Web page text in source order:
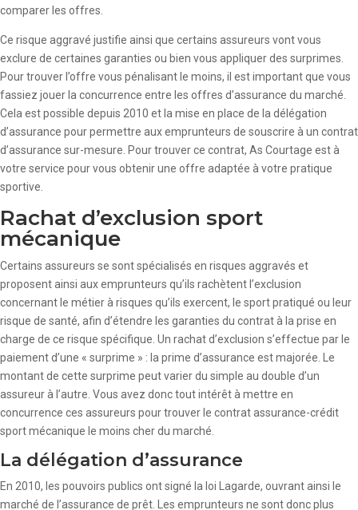
comparer les offres.
Ce risque aggravé justifie ainsi que certains assureurs vont vous
exclure de certaines garanties ou bien vous appliquer des surprimes.
Pour trouver l’offre vous pénalisant le moins, il est important que vous
fassiez jouer la concurrence entre les offres d’assurance du marché.
Cela est possible depuis 2010 et la mise en place de la délégation
d’assurance pour permettre aux emprunteurs de souscrire à un contrat
d’assurance sur-mesure. Pour trouver ce contrat, As Courtage est à
votre service pour vous obtenir une offre adaptée à votre pratique
sportive.
Rachat d’exclusion sport
mécanique
Certains assureurs se sont spécialisés en risques aggravés et
proposent ainsi aux emprunteurs qu’ils rachètent l’exclusion
concernant le métier à risques qu’ils exercent, le sport pratiqué ou leur
risque de santé, afin d’étendre les garanties du contrat à la prise en
charge de ce risque spécifique. Un rachat d’exclusion s’effectue par le
paiement d’une « surprime » : la prime d’assurance est majorée. Le
montant de cette surprime peut varier du simple au double d’un
assureur à l’autre. Vous avez donc tout intérêt à mettre en
concurrence ces assureurs pour trouver le contrat assurance-crédit
sport mécanique le moins cher du marché.
La délégation d’assurance
En 2010, les pouvoirs publics ont signé la loi Lagarde, ouvrant ainsi le
marché de l’assurance de prêt. Les emprunteurs ne sont donc plus